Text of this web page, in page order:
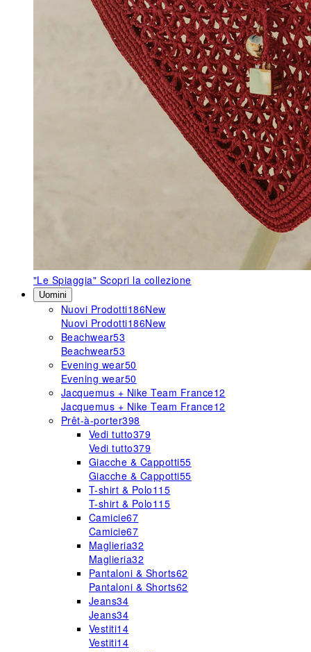
"Le Spiaggia" Scopri la collezione
Uomini
Nuovi Prodotti186New
Nuovi Prodotti186New
Beachwear53
Beachwear53
Evening wear50
Evening wear50
Jacquemus + Nike Team France12
Jacquemus + Nike Team France12
Prêt-à-porter398
Vedi tutto379
Vedi tutto379
Giacche & Cappotti55
Giacche & Cappotti55
T-shirt & Polo115
T-shirt & Polo115
Camicie67
Camicie67
Maglieria32
Maglieria32
Pantaloni & Shorts62
Pantaloni & Shorts62
Jeans34
Jeans34
Vestiti14
Vestiti14